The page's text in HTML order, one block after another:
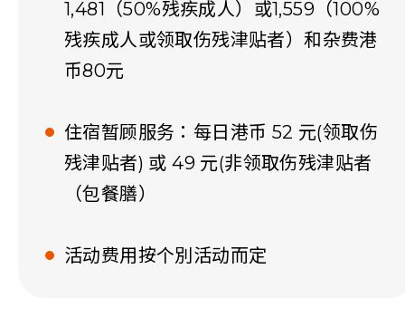
1,481（50%残疾成人）或1,559（100%
残疾成人或领取伤残津贴者）和杂费港
币80元
住宿暂顾服务：每日港币 52 元(领取伤
残津贴者) 或 49 元(非领取伤残津贴者
（包餐膳）
活动费用按个別活动而定